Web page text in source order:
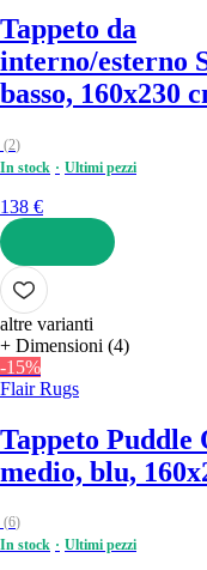
Tappeto da
interno/esterno
basso, 160x230
(2)
In stock
Ultimi pezzi
138 €
AGGIUNGI
altre varianti
+ Dimensioni (4)
-15%
Flair Rugs
Tappeto Puddle
medio, blu,
(6)
In stock
Ultimi pezzi